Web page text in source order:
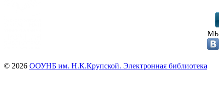
© 2026 ООУНБ им. Н.К.Крупской. Электронная библиотека